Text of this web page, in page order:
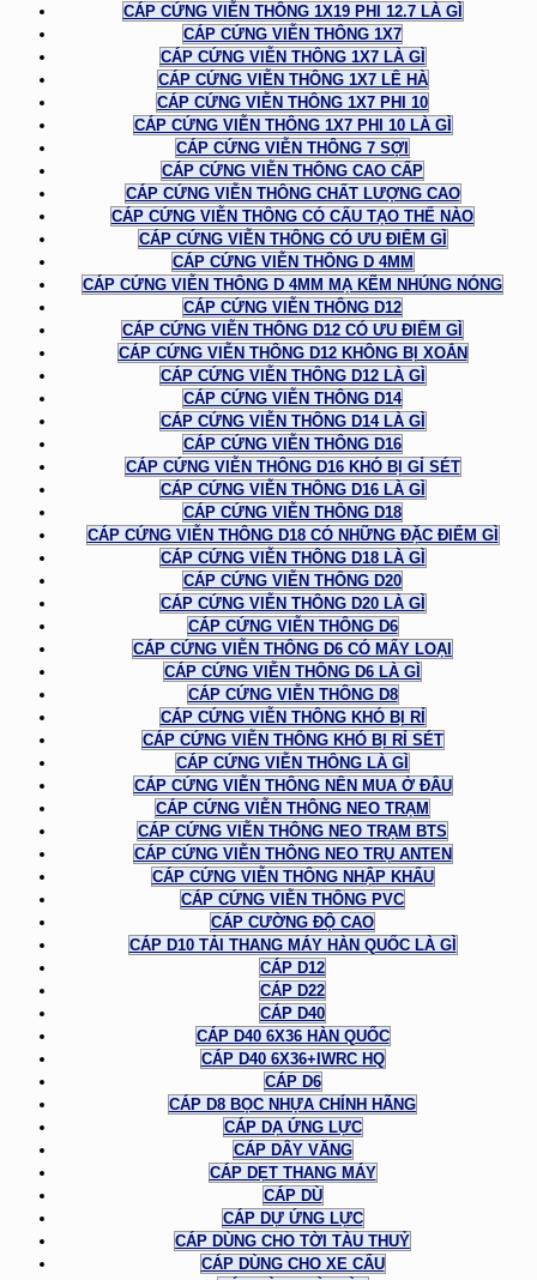
CÁP CỨNG VIỄN THÔNG 1X19 PHI 12.7 LÀ GÌ
CÁP CỨNG VIỄN THÔNG 1X7
CÁP CỨNG VIỄN THÔNG 1X7 LÀ GÌ
CÁP CỨNG VIỄN THÔNG 1X7 LÊ HÀ
CÁP CỨNG VIỄN THÔNG 1X7 PHI 10
CÁP CỨNG VIỄN THÔNG 1X7 PHI 10 LÀ GÌ
CÁP CỨNG VIỄN THÔNG 7 SỢI
CÁP CỨNG VIỄN THÔNG CAO CẤP
CÁP CỨNG VIỄN THÔNG CHẤT LƯỢNG CAO
CÁP CỨNG VIỄN THÔNG CÓ CẤU TẠO THẾ NÀO
CÁP CỨNG VIỄN THÔNG CÓ ƯU ĐIỂM GÌ
CÁP CỨNG VIỄN THÔNG D 4MM
CÁP CỨNG VIỄN THÔNG D 4MM MẠ KẼM NHÚNG NÓNG
CÁP CỨNG VIỄN THÔNG D12
CÁP CỨNG VIỄN THÔNG D12 CÓ ƯU ĐIỂM GÌ
CÁP CỨNG VIỄN THÔNG D12 KHÔNG BỊ XOẮN
CÁP CỨNG VIỄN THÔNG D12 LÀ GÌ
CÁP CỨNG VIỄN THÔNG D14
CÁP CỨNG VIỄN THÔNG D14 LÀ GÌ
CÁP CỨNG VIỄN THÔNG D16
CÁP CỨNG VIỄN THÔNG D16 KHÓ BỊ GỈ SÉT
CÁP CỨNG VIỄN THÔNG D16 LÀ GÌ
CÁP CỨNG VIỄN THÔNG D18
CÁP CỨNG VIỄN THÔNG D18 CÓ NHỮNG ĐẶC ĐIỂM GÌ
CÁP CỨNG VIỄN THÔNG D18 LÀ GÌ
CÁP CỨNG VIỄN THÔNG D20
CÁP CỨNG VIỄN THÔNG D20 LÀ GÌ
CÁP CỨNG VIỄN THÔNG D6
CÁP CỨNG VIỄN THÔNG D6 CÓ MẤY LOẠI
CÁP CỨNG VIỄN THÔNG D6 LÀ GÌ
CÁP CỨNG VIỄN THÔNG D8
CÁP CỨNG VIỄN THÔNG KHÓ BỊ RỈ
CÁP CỨNG VIỄN THÔNG KHÓ BỊ RỈ SÉT
CÁP CỨNG VIỄN THÔNG LÀ GÌ
CÁP CỨNG VIỄN THÔNG NÊN MUA Ở ĐÂU
CÁP CỨNG VIỄN THÔNG NEO TRẠM
CÁP CỨNG VIỄN THÔNG NEO TRẠM BTS
CÁP CỨNG VIỄN THÔNG NEO TRỤ ANTEN
CÁP CỨNG VIỄN THÔNG NHẬP KHẨU
CÁP CỨNG VIỄN THÔNG PVC
CÁP CƯỜNG ĐỘ CAO
CÁP D10 TẢI THANG MÁY HÀN QUỐC LÀ GÌ
CÁP D12
CÁP D22
CÁP D40
CÁP D40 6X36 HÀN QUỐC
CÁP D40 6X36+IWRC HQ
CÁP D6
CÁP D8 BỌC NHỰA CHÍNH HÃNG
CÁP DẠ ỨNG LỰC
CÁP DÂY VĂNG
CÁP DẸT THANG MÁY
CÁP DÙ
CÁP DỰ ỨNG LỰC
CÁP DÙNG CHO TỜI TÀU THUỶ
CÁP DÙNG CHO XE CẨU